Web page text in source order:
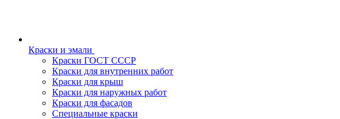
Краски и эмали
Краски ГОСТ СССР
Краски для внутренних работ
Краски для крыш
Краски для наружных работ
Краски для фасадов
Специальные краски